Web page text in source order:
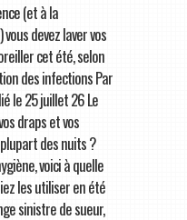
(et à la
devez laver vos
cet été, selon
des infections Par
le 25 juillet 26 Le
draps et vos
des nuits ?
voici à quelle
les utiliser en été
sinistre de sueur,